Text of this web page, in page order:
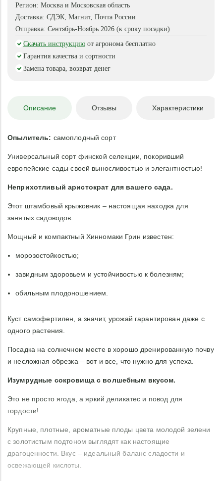
Регион: Москва и Московская область
Доставка: СДЭК, Магнит, Почта России
Отправка: Сентябрь-Ноябрь 2026 (к сроку посадки)
Скачать инструкцию от агронома бесплатно
Гарантия качества и сортности
Замена товара, возврат денег
Описание Отзывы Характеристики
Опылитель: самоплодный сорт
Универсальный сорт финской селекции, покоривший
европейские сады своей выносливостью и элегантностью!
Неприхотливый аристократ для вашего сада.
Этот штамбовый крыжовник – настоящая находка для
занятых садоводов.
Мощный и компактный Хинномаки Грин известен:
морозостойкостью;
завидным здоровьем и устойчивостью к болезням;
обильным плодоношением.
Куст самофертилен, а значит, урожай гарантирован даже с
одного растения.
Посадка на солнечном месте в хорошо дренированную почву
и несложная обрезка – вот и все, что нужно для успеха.
Изумрудные сокровища с волшебным вкусом.
Это не просто ягода, а яркий деликатес и повод для
гордости!
Крупные, плотные, ароматные плоды цвета молодой зелени
с золотистым подтоном выглядят как настоящие
драгоценности. Вкус – идеальный баланс сладости и
освежающей кислоты.